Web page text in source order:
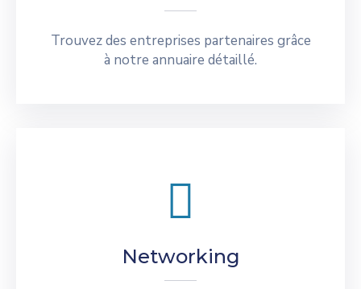
Trouvez des entreprises partenaires grâce
à notre annuaire détaillé.
Networking